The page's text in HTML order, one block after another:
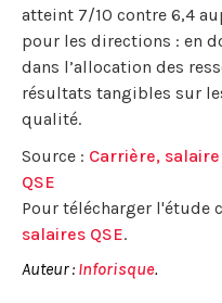
atteint 7/10 contre 6,4
pour les directions : en
dans l’allocation des
résultats tangibles sur
qualité.
Source : Carrière,
QSE
Pour télécharger l'étude
salaires QSE.
Auteur : Inforisque.